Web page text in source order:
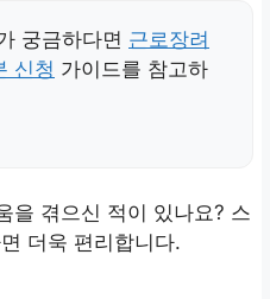
궁금하다면 근로장려
신청 가이드를 참고하
을 겪으신 적이 있나요? 스
더욱 편리합니다.